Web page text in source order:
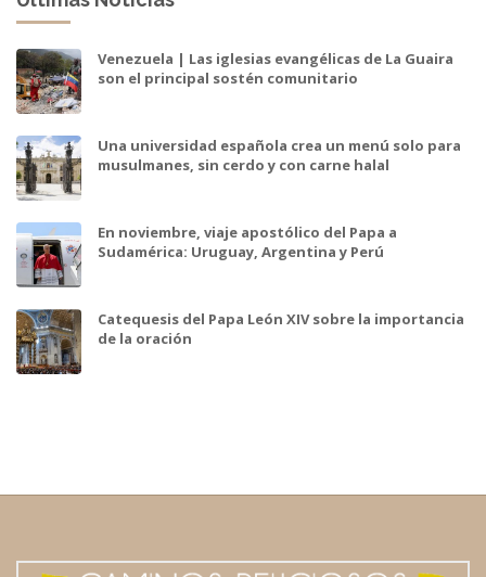
Venezuela | Las iglesias evangélicas de La Guaira
son el principal sostén comunitario
Una universidad española crea un menú solo para
musulmanes, sin cerdo y con carne halal
En noviembre, viaje apostólico del Papa a
Sudamérica: Uruguay, Argentina y Perú
Catequesis del Papa León XIV sobre la importancia
de la oración